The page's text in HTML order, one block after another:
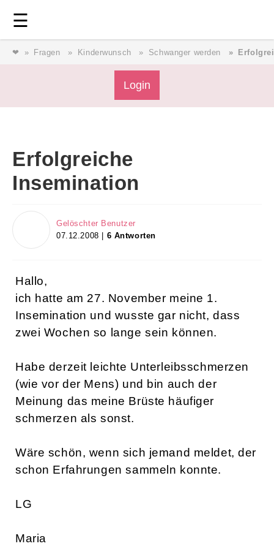
☰
❤ Fragen Kinderwunsch Schwanger werden
Login
Erfolgreiche
Insemination
Gelöschter Benutzer
07.12.2008 | 6 Antworten
Hallo,
ich hatte am 27. November meine 1.
Insemination und wusste gar nicht, dass
zwei Wochen so lange sein können.
Habe derzeit leichte Unterleibsschmerzen
(wie vor der Mens) und bin auch der
Meinung das meine Brüste häufiger
schmerzen als sonst.
Wäre schön, wenn sich jemand meldet, der
schon Erfahrungen sammeln konnte.
LG
Maria
Forum
Service
AGB & Impressum